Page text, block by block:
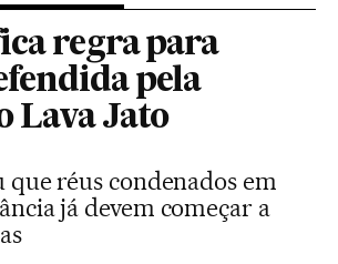
regra para
pela
Lava Jato
que réus condenados em
já devem começar a